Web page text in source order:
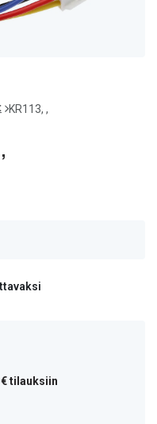
KR113, ,
€ tilauksiin